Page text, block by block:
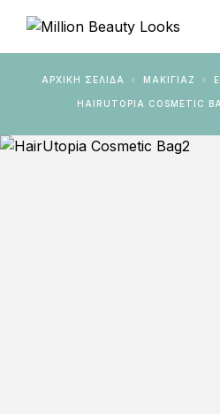
ΑΡΧΙΚΉ ΣΕΛΊΔΑ ΜΑΚΙΓΙΑΖ
HAIRUTOPIA COSMETIC